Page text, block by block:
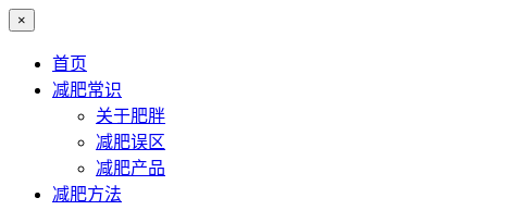
×
首页
减肥常识
关于肥胖
减肥误区
减肥产品
减肥方法